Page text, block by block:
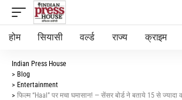
होम सियासी वर्ल्ड राज्य क्राइम
Indian Press House
> Blog
> Entertainment
> फिल्म “Haal” पर मचा घमासान! — सेंसर बोर्ड ने बताये 15 से